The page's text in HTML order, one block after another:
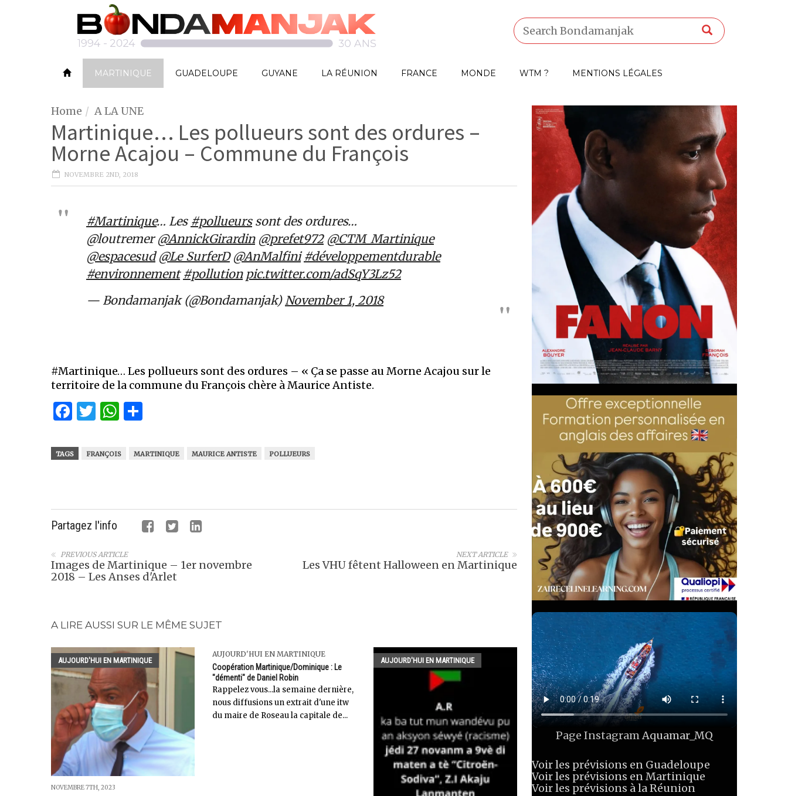
MARTINIQUE GUADELOUPE GUYANE LA RÉUNION FRANCE MONDE WTM ? MENTIONS LÉGALES
Home A LA UNE
Martinique… Les pollueurs sont des ordures –
Morne Acajou – Commune du François
NOVEMBRE 2ND, 2018
#Martinique… Les #pollueurssont des ordures…
@loutremer@AnnickGirardin @prefet972 @CTM_Martinique
@espacesud @Le_SurferD @AnMalfini #développementdurable
#environnement #pollution pic.twitter.com/adSqY3Lz52
— Bondamanjak (@Bondamanjak)November 1, 2018
#Martinique… Les pollueurs sont des ordures – « Ça se passe au Morne Acajou sur le
territoire de la commune du François chère à Maurice Antiste.
Facebook
Twitter
WhatsApp
TAGS FRANÇOIS MARTINIQUE MAURICE ANTISTE POLLUEURS
Partagez l'info
NEXT ARTICLE
Les VHU fêtent Halloween en Martinique
PREVIOUS ARTICLE
Images de Martinique – 1er novembre
2018 – Les Anses d'Arlet
A LIRE AUSSI SUR LE MÊME SUJET
AUJOURD'HUI EN MARTINIQUE
NOVEMBRE 7TH, 2023
AUJOURD'HUI EN MARTINIQUE
Coopération Martinique/Dominique : Le
"démenti" de Daniel Robin
Rappelez vous...la semaine dernière,
nous diffusions un extrait d'une itw
du maire de Roseau la capitale de...
AUJOURD'HUI EN MARTINIQUE
Page InstagramAquamar_MQ
Voir les prévisions en Guadeloupe
Voir les prévisions en Martinique
Voir les prévisions à la Réunion